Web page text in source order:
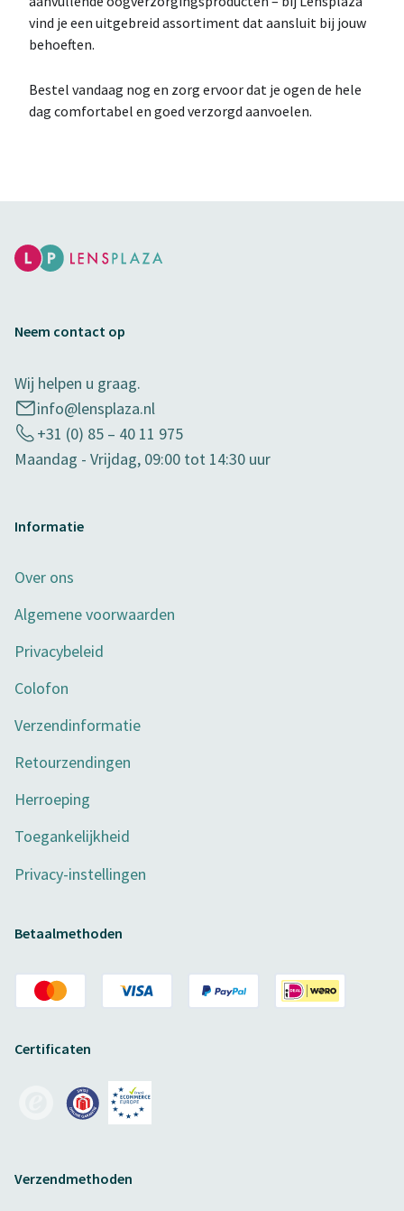
vind je een uitgebreid assortiment dat aansluit bij jouw
behoeften.
Bestel vandaag nog en zorg ervoor dat je ogen de hele
dag comfortabel en goed verzorgd aanvoelen.
Neem contact op
Wij helpen u graag.
info@lensplaza.nl
+31 (0) 85 – 40 11 975
Maandag - Vrijdag, 09:00 tot 14:30 uur
Informatie
Over ons
Algemene voorwaarden
Privacybeleid
Colofon
Verzendinformatie
Retourzendingen
Herroeping
Toegankelijkheid
Privacy-instellingen
Betaalmethoden
Certificaten
Verzendmethoden